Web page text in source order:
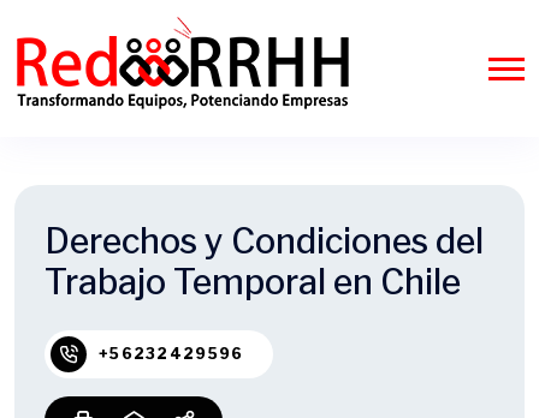
Derechos y Condiciones del
Trabajo Temporal en Chile
+56232429596